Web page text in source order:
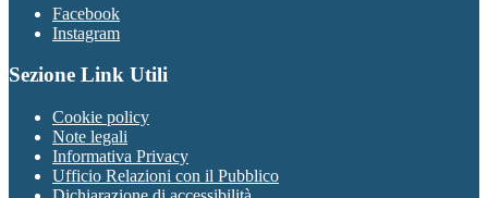
Facebook
Instagram
Sezione Link Utili
Cookie policy
Note legali
Informativa Privacy
Ufficio Relazioni con il Pubblico